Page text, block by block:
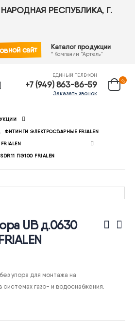
РЕСПУБЛИКА, Г.
сайт Каталог продукции
* Компании "Артель"
ЕДИНЫЙ ТЕЛЕФОН
+7 (949) 863-86-59
Заказать звонок
ФИТИНГИ ЭЛЕКТРОСВАРНЫЕ FRIALEN
ПЭ100 FRIALEN
UB д.0630
упора для монтажа на
системах газо- и водоснабжения.